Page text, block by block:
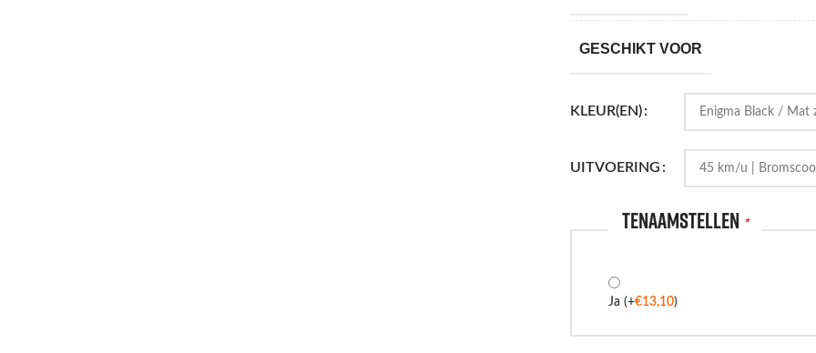
GESCHIKT VOOR
KLEUR(EN)
UITVOERING
Tenaamstellen *
Ja (+€13,10)